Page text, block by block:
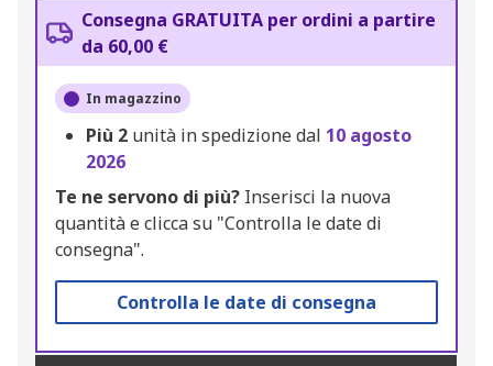
Consegna GRATUITA per ordini a partire
da 60,00 €
In magazzino
Più 2 unità in spedizione dal 10 agosto
2026
Te ne servono di più? Inserisci la nuova
quantità e clicca su "Controlla le date di
consegna".
Controlla le date di consegna